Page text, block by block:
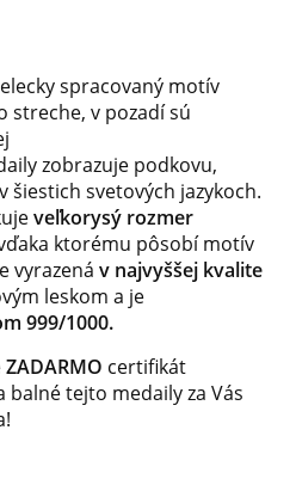
spracovaný motív
streche, v pozadí sú
zobrazuje podkovu,
šiestich svetových jazykoch.
veľkorysý rozmer
ktorému pôsobí motív
vyrazená v najvyššej kvalite
leskom a je
999/1000.
ZADARMO certifikát
tejto medaily za Vás